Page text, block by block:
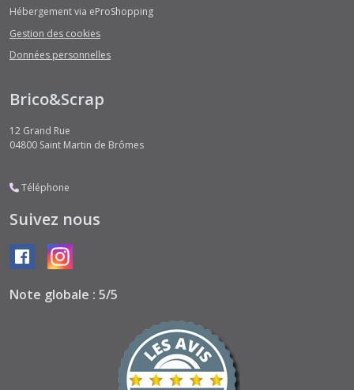
Hébergement via eProShopping
Gestion des cookies
Données personnelles
Brico&Scrap
12 Grand Rue
04800 Saint Martin de Brômes
Téléphone
Suivez nous
Note globale : 5/5